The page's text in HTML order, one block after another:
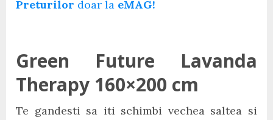
Preturilor doar la eMAG!
Green Future Lavanda
Therapy 160×200 cm
Te gandesti sa iti schimbi vechea saltea si